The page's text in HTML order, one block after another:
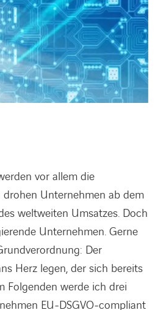
vor allem die
Unternehmen ab dem
weltweiten Umsatzes. Doch
Unternehmen. Gerne
Der
Herz legen, der sich bereits
Folgenden werde ich drei
EU-DSGVO-compliant